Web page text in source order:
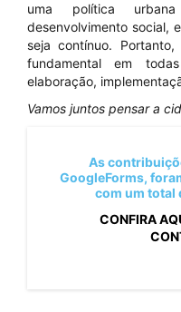
uma política
desenvolvimento social,
seja contínuo.
fundamental em
elaboração,
Vamos juntos pensar a
As
GoogleForms,
com um total
CONFIRA